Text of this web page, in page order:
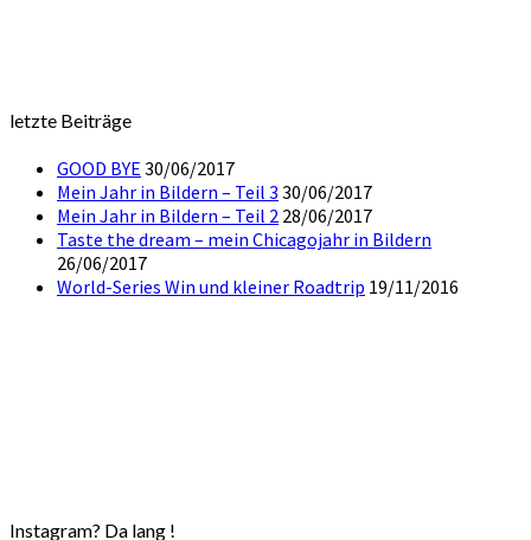
letzte Beiträge
GOOD BYE 30/06/2017
Mein Jahr in Bildern – Teil 3 30/06/2017
Mein Jahr in Bildern – Teil 2 28/06/2017
Taste the dream – mein Chicagojahr in Bildern
26/06/2017
World-Series Win und kleiner Roadtrip 19/11/2016
Instagram? Da lang !